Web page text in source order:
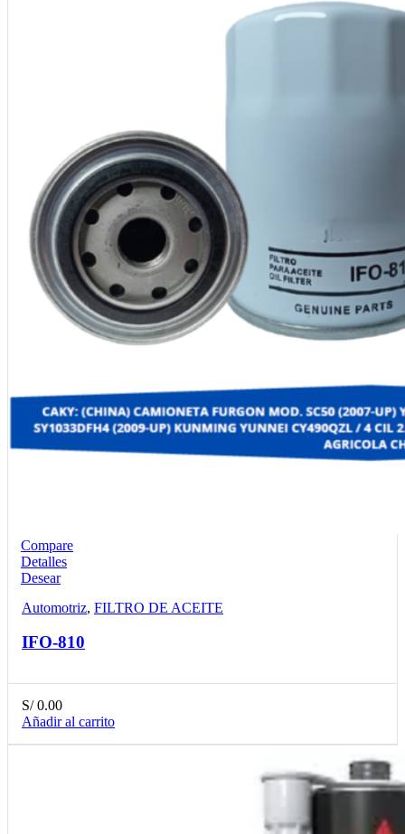
Compare
Detalles
Desear
Automotriz, FILTRO DE ACEITE
IFO-810
S/0.00
Añadir al carrito